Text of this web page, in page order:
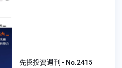
先探投資週刊 - No.2415